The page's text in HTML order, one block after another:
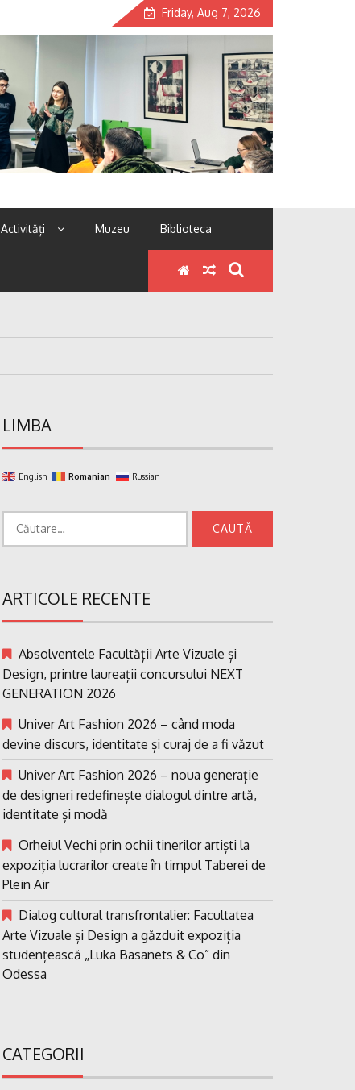
Friday, Aug 7, 2026
Activități Muzeu Biblioteca
LIMBA
English Romanian Russian
ARTICOLE RECENTE
Absolventele Facultății Arte Vizuale și
Design, printre laureații concursului NEXT
GENERATION 2026
Univer Art Fashion 2026 – când moda
devine discurs, identitate și curaj de a fi văzut
Univer Art Fashion 2026 – noua generație
de designeri redefinește dialogul dintre artă,
identitate și modă
Orheiul Vechi prin ochii tinerilor artiști la
expoziția lucrarilor create în timpul Taberei de
Plein Air
Dialog cultural transfrontalier: Facultatea
Arte Vizuale și Design a găzduit expoziția
studențească „Luka Basanets & Co” din
Odessa
CATEGORII